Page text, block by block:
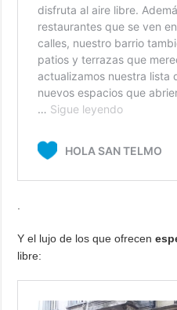
Y el lujo de los que ofrecen
libre: